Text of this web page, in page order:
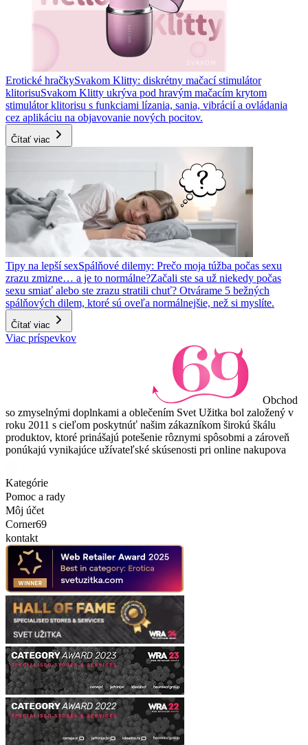
Erotické hračkySvakom Klitty: diskrétny mačací stimulátor
klitorisuSvakom Klitty ukrýva pod hravým mačacím krytom
stimulátor klitorisu s funkciami lízania, sania, vibrácií a ovládania
cez aplikáciu na objavovanie nových pocitov.
Čítať viac
Tipy na lepší sexSpálňové dilemy: Prečo moja túžba počas sexu
zrazu zmizne… a je to normálne?Začali ste sa už niekedy počas
sexu smiať alebo ste zrazu stratili chuť? Otvárame 5 bežných
spálňových dilem, ktoré sú oveľa normálnejšie, než si myslíte.
Čítať viac
Viac príspevkov
Obchod
so zmyselnými doplnkami a oblečením Svet Užitka bol založený v
roku 2011 s cieľom poskytnúť našim zákazníkom širokú škálu
produktov, ktoré prinášajú potešenie rôznymi spôsobmi a zároveň
ponúkajú vynikajúce užívateľské skúsenosti pri online nakupova
Kategórie
Pomoc a rady
Môj účet
Corner69
kontakt